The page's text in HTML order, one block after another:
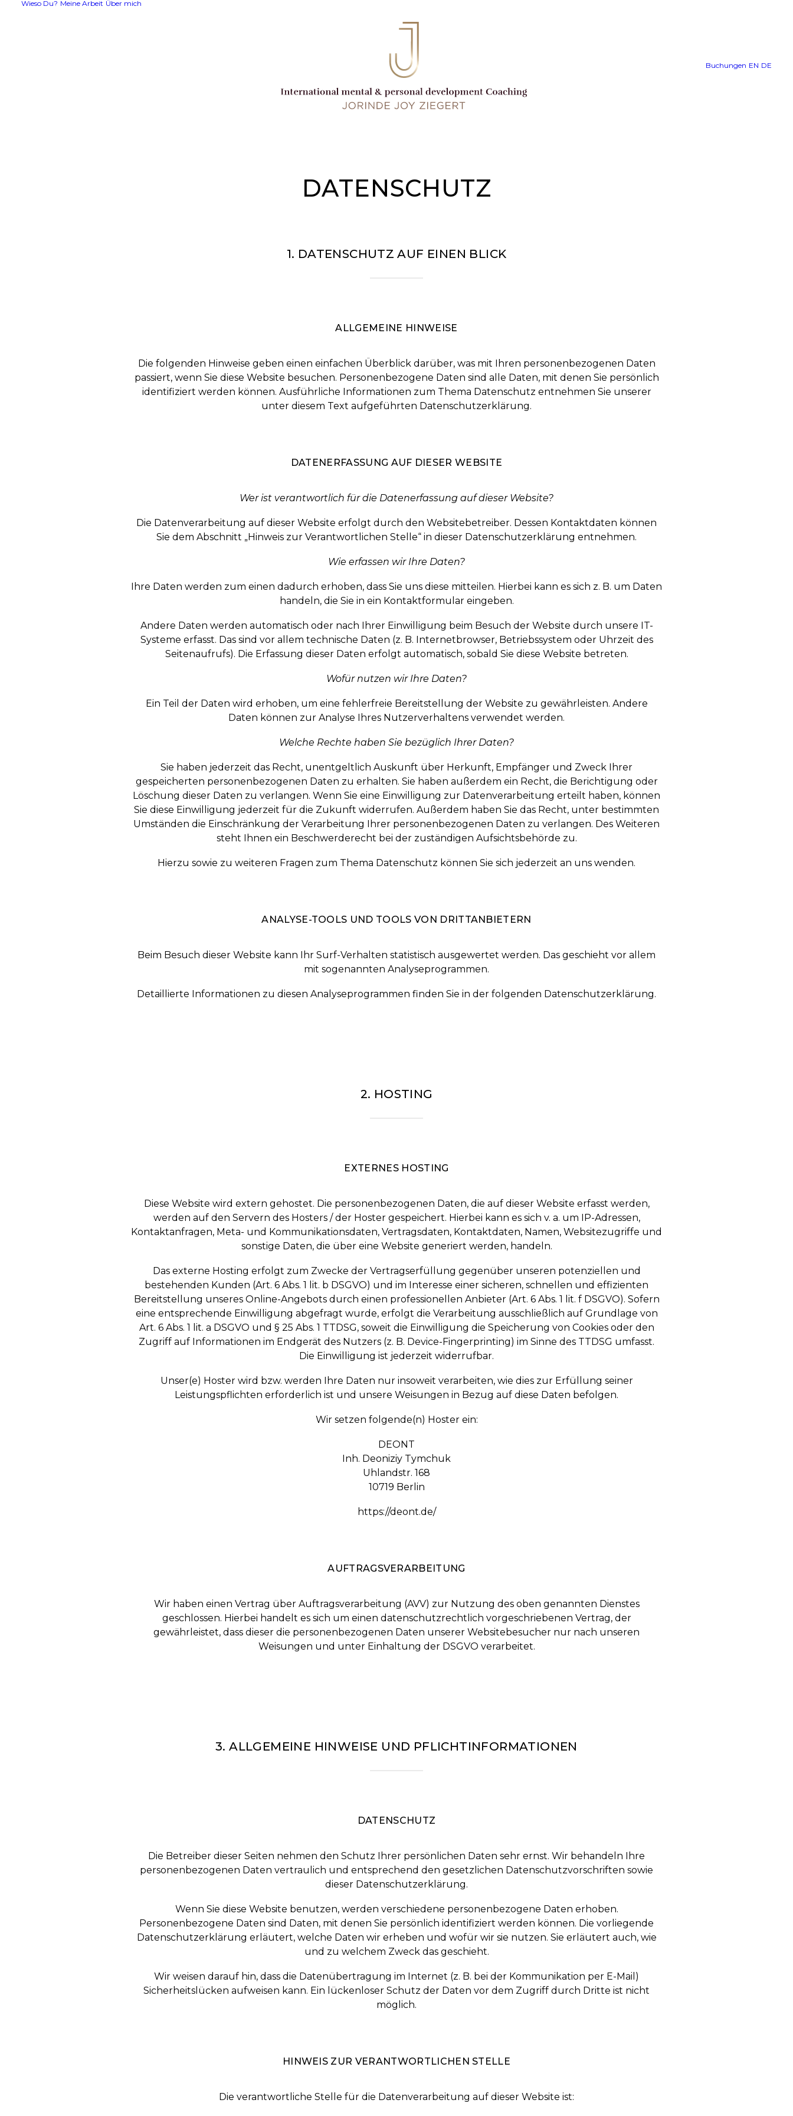
Wieso Du? Meine Arbeit Über mich
Buchungen EN DE
DATENSCHUTZ
1. DATENSCHUTZ AUF EINEN BLICK
ALLGEMEINE HINWEISE
Die folgenden Hinweise geben einen einfachen Überblick darüber, was mit Ihren personenbezogenen Daten
passiert, wenn Sie diese Website besuchen. Personenbezogene Daten sind alle Daten, mit denen Sie persönlich
identifiziert werden können. Ausführliche Informationen zum Thema Datenschutz entnehmen Sie unserer
unter diesem Text aufgeführten Datenschutzerklärung.
DATENERFASSUNG AUF DIESER WEBSITE
Wer ist verantwortlich für die Datenerfassung auf dieser Website?
Die Datenverarbeitung auf dieser Website erfolgt durch den Websitebetreiber. Dessen Kontaktdaten können
Sie dem Abschnitt „Hinweis zur Verantwortlichen Stelle“ in dieser Datenschutzerklärung entnehmen.
Wie erfassen wir Ihre Daten?
Ihre Daten werden zum einen dadurch erhoben, dass Sie uns diese mitteilen. Hierbei kann es sich z. B. um Daten
handeln, die Sie in ein Kontaktformular eingeben.
Andere Daten werden automatisch oder nach Ihrer Einwilligung beim Besuch der Website durch unsere IT-
Systeme erfasst. Das sind vor allem technische Daten (z. B. Internetbrowser, Betriebssystem oder Uhrzeit des
Seitenaufrufs). Die Erfassung dieser Daten erfolgt automatisch, sobald Sie diese Website betreten.
Wofür nutzen wir Ihre Daten?
Ein Teil der Daten wird erhoben, um eine fehlerfreie Bereitstellung der Website zu gewährleisten. Andere
Daten können zur Analyse Ihres Nutzerverhaltens verwendet werden.
Welche Rechte haben Sie bezüglich Ihrer Daten?
Sie haben jederzeit das Recht, unentgeltlich Auskunft über Herkunft, Empfänger und Zweck Ihrer
gespeicherten personenbezogenen Daten zu erhalten. Sie haben außerdem ein Recht, die Berichtigung oder
Löschung dieser Daten zu verlangen. Wenn Sie eine Einwilligung zur Datenverarbeitung erteilt haben, können
Sie diese Einwilligung jederzeit für die Zukunft widerrufen. Außerdem haben Sie das Recht, unter bestimmten
Umständen die Einschränkung der Verarbeitung Ihrer personenbezogenen Daten zu verlangen. Des Weiteren
steht Ihnen ein Beschwerderecht bei der zuständigen Aufsichtsbehörde zu.
Hierzu sowie zu weiteren Fragen zum Thema Datenschutz können Sie sich jederzeit an uns wenden.
ANALYSE-TOOLS UND TOOLS VON DRITT­ANBIETERN
Beim Besuch dieser Website kann Ihr Surf-Verhalten statistisch ausgewertet werden. Das geschieht vor allem
mit sogenannten Analyseprogrammen.
Detaillierte Informationen zu diesen Analyseprogrammen finden Sie in der folgenden Datenschutzerklärung.
2. HOSTING
EXTERNES HOSTING
Diese Website wird extern gehostet. Die personenbezogenen Daten, die auf dieser Website erfasst werden,
werden auf den Servern des Hosters / der Hoster gespeichert. Hierbei kann es sich v. a. um IP-Adressen,
Kontaktanfragen, Meta- und Kommunikationsdaten, Vertragsdaten, Kontaktdaten, Namen, Websitezugriffe und
sonstige Daten, die über eine Website generiert werden, handeln.
Das externe Hosting erfolgt zum Zwecke der Vertragserfüllung gegenüber unseren potenziellen und
bestehenden Kunden (Art. 6 Abs. 1 lit. b DSGVO) und im Interesse einer sicheren, schnellen und effizienten
Bereitstellung unseres Online-Angebots durch einen professionellen Anbieter (Art. 6 Abs. 1 lit. f DSGVO). Sofern
eine entsprechende Einwilligung abgefragt wurde, erfolgt die Verarbeitung ausschließlich auf Grundlage von
Art. 6 Abs. 1 lit. a DSGVO und § 25 Abs. 1 TTDSG, soweit die Einwilligung die Speicherung von Cookies oder den
Zugriff auf Informationen im Endgerät des Nutzers (z. B. Device-Fingerprinting) im Sinne des TTDSG umfasst.
Die Einwilligung ist jederzeit widerrufbar.
Unser(e) Hoster wird bzw. werden Ihre Daten nur insoweit verarbeiten, wie dies zur Erfüllung seiner
Leistungspflichten erforderlich ist und unsere Weisungen in Bezug auf diese Daten befolgen.
Wir setzen folgende(n) Hoster ein:
DEONT
Inh. Deoniziy Tymchuk
Uhlandstr. 168
10719 Berlin
https://deont.de/
AUFTRAGSVERARBEITUNG
Wir haben einen Vertrag über Auftragsverarbeitung (AVV) zur Nutzung des oben genannten Dienstes
geschlossen. Hierbei handelt es sich um einen datenschutzrechtlich vorgeschriebenen Vertrag, der
gewährleistet, dass dieser die personenbezogenen Daten unserer Websitebesucher nur nach unseren
Weisungen und unter Einhaltung der DSGVO verarbeitet.
3. ALLGEMEINE HINWEISE UND PFLICHT­INFORMATIONEN
DATENSCHUTZ
Die Betreiber dieser Seiten nehmen den Schutz Ihrer persönlichen Daten sehr ernst. Wir behandeln Ihre
personenbezogenen Daten vertraulich und entsprechend den gesetzlichen Datenschutzvorschriften sowie
dieser Datenschutzerklärung.
Wenn Sie diese Website benutzen, werden verschiedene personenbezogene Daten erhoben.
Personenbezogene Daten sind Daten, mit denen Sie persönlich identifiziert werden können. Die vorliegende
Datenschutzerklärung erläutert, welche Daten wir erheben und wofür wir sie nutzen. Sie erläutert auch, wie
und zu welchem Zweck das geschieht.
Wir weisen darauf hin, dass die Datenübertragung im Internet (z. B. bei der Kommunikation per E-Mail)
Sicherheitslücken aufweisen kann. Ein lückenloser Schutz der Daten vor dem Zugriff durch Dritte ist nicht
möglich.
HINWEIS ZUR VERANTWORTLICHEN STELLE
Die verantwortliche Stelle für die Datenverarbeitung auf dieser Website ist: